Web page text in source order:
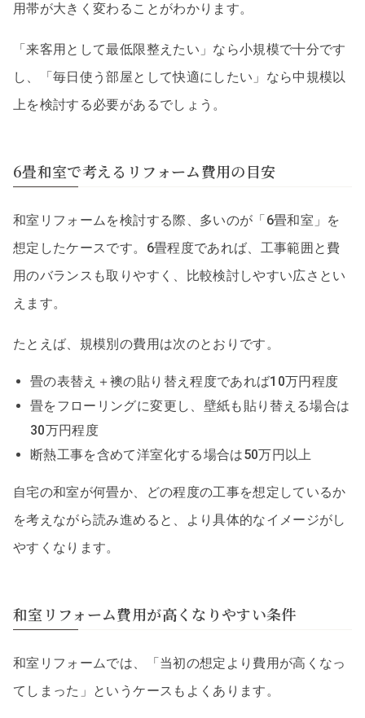
用帯が大きく変わることがわかります。
「来客用として最低限整えたい」なら小規模で十分です
し、「毎日使う部屋として快適にしたい」なら中規模以
上を検討する必要があるでしょう。
6畳和室で考えるリフォーム費用の目安
和室リフォームを検討する際、多いのが「6畳和室」を
想定したケースです。6畳程度であれば、工事範囲と費
用のバランスも取りやすく、比較検討しやすい広さとい
えます。
たとえば、規模別の費用は次のとおりです。
畳の表替え＋襖の貼り替え程度であれば10万円程度
畳をフローリングに変更し、壁紙も貼り替える場合は
30万円程度
断熱工事を含めて洋室化する場合は50万円以上
自宅の和室が何畳か、どの程度の工事を想定しているか
を考えながら読み進めると、より具体的なイメージがし
やすくなります。
和室リフォーム費用が高くなりやすい条件
和室リフォームでは、「当初の想定より費用が高くなっ
てしまった」というケースもよくあります。